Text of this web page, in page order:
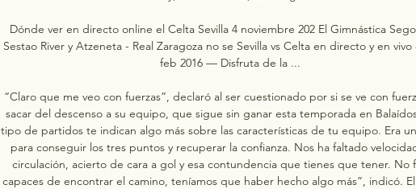
Dónde ver en directo online el Celta Sevilla 4 noviembre 202 El Gimnástica
Sestao River y Atzeneta - Real Zaragoza no se Sevilla vs Celta en directo y en
feb 2016 — Disfruta de la ...
“Claro que me veo con fuerzas”, declaró al ser cuestionado por si se ve con
sacar del descenso a su equipo, que sigue sin ganar esta temporada en
tipo de partidos te indican algo más sobre las características de tu equipo. Era
para conseguir los tres puntos y recuperar la confianza. Nos ha faltado
circulación, acierto de cara a gol y esa contundencia que tienes que tener. No
capaces de encontrar el camino, teníamos que haber hecho algo más”, indicó.